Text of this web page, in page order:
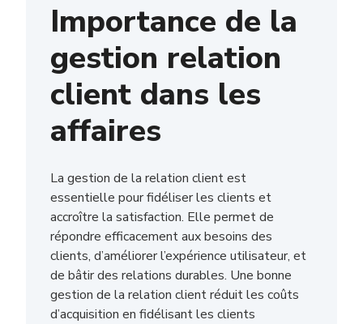
Importance de la
gestion relation
client dans les
affaires
La gestion de la relation client est
essentielle pour fidéliser les clients et
accroître la satisfaction. Elle permet de
répondre efficacement aux besoins des
clients, d’améliorer l’expérience utilisateur, et
de bâtir des relations durables. Une bonne
gestion de la relation client réduit les coûts
d’acquisition en fidélisant les clients